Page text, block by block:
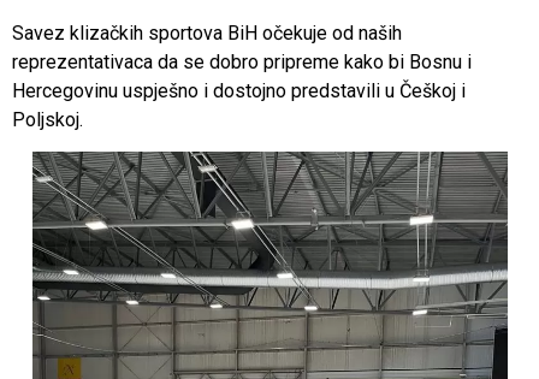
Savez klizačkih sportova BiH očekuje od naših
reprezentativaca da se dobro pripreme kako bi Bosnu i
Hercegovinu uspješno i dostojno predstavili u Češkoj i
Poljskoj.